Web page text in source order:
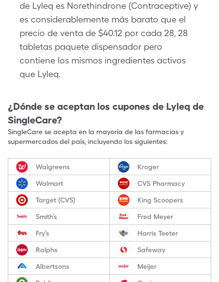
de Lyleq es Norethindrone (Contraceptive) y
es considerablemente más barato que el
precio de venta de $40.12 por cada 28, 28
tabletas paquete dispensador pero
contiene los mismos ingredientes activos
que Lyleq.
¿Dónde se aceptan los cupones de Lyleq de
SingleCare?
SingleCare se acepta en la mayoría de las farmacias y
supermercados del país, incluyendo los siguientes:
Walgreens Kroger
Walmart CVS Pharmacy
Target (CVS) King Scoopers
Smith’s Fred Meyer
Fry’s Harris Teeter
Ralphs Safeway
Albertsons Meijer